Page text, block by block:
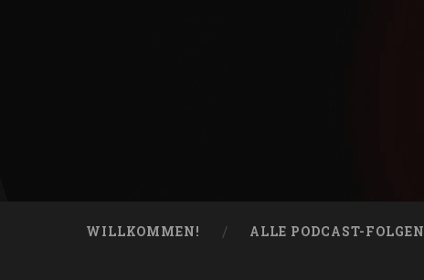
WILLKOMMEN! ALLE PODCAST-FOLGEN